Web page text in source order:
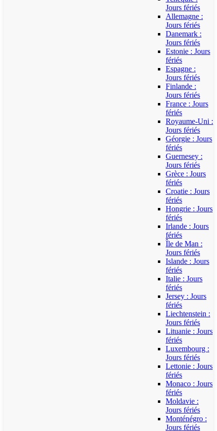
Jours fériés
Allemagne :
Jours fériés
Danemark :
Jours fériés
Estonie : Jours
fériés
Espagne :
Jours fériés
Finlande :
Jours fériés
France : Jours
fériés
Royaume-Uni :
Jours fériés
Géorgie : Jours
fériés
Guernesey :
Jours fériés
Grèce : Jours
fériés
Croatie : Jours
fériés
Hongrie : Jours
fériés
Irlande : Jours
fériés
Île de Man :
Jours fériés
Islande : Jours
fériés
Italie : Jours
fériés
Jersey : Jours
fériés
Liechtenstein :
Jours fériés
Lituanie : Jours
fériés
Luxembourg :
Jours fériés
Lettonie : Jours
fériés
Monaco : Jours
fériés
Moldavie :
Jours fériés
Monténégro :
Jours fériés